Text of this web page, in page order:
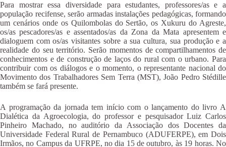
Para mostrar essa diversidade para estudantes, professores/as e a
população recifense, serão armadas instalações pedagógicas, formando
um cenários onde os Quilombolas do Sertão, os Xukuru do Agreste,
os/as pescadores/as e assentados/as da Zona da Mata apresentem e
dialoguem com os/as visitantes sobre a sua cultura, sua produção e a
realidade do seu território. Serão momentos de compartilhamentos de
conhecimentos e de construção de laços do rural com o urbano. Para
contribuir com os diálogos e o momento, o representante nacional do
Movimento dos Trabalhadores Sem Terra (MST), João Pedro Stédille
também se fará presente.
A programação da jornada tem início com o lançamento do livro A
Dialética da Agroecologia, do professor e pesquisador Luiz Carlos
Pinheiro Machado, no auditório da Associação dos Docentes da
Universidade Federal Rural de Pernambuco (ADUFERPE), em Dois
Irmãos, no Campus da UFRPE, no dia 15 de outubro, às 19 horas. No